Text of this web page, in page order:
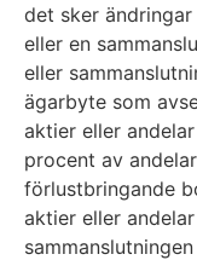
det sker
eller en
eller
ägarbyte som
aktier eller
procent av
förlustbringande
aktier eller